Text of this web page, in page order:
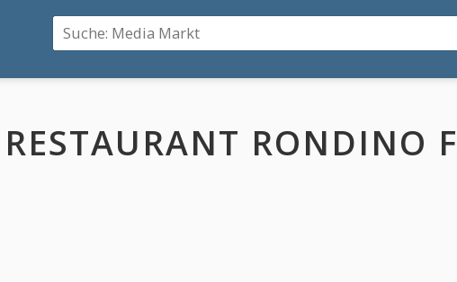
RESTAURANT RONDINO